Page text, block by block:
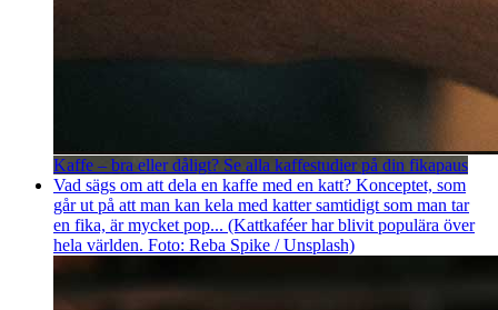
Kaffe – bra eller dåligt? Se alla kaffestudier på din fikapaus
Vad sägs om att dela en kaffe med en katt? Konceptet, som
går ut på att man kan kela med katter samtidigt som man tar
en fika, är mycket pop... (Kattkaféer har blivit populära över
hela världen. Foto: Reba Spike / Unsplash)